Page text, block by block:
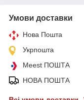
Умови доставки
Нова Пошта
Укрпошта
Meest ПОШТА
НОВА ПОШТА